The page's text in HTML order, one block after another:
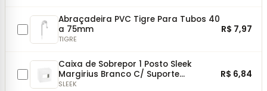
Abraçadeira PVC Tigre Para Tubos 40
a 75mm
TIGRE
R$ 7,97
Caixa de Sobrepor 1 Posto Sleek
Margirius Branco C/ Suporte
75x75mm
SLEEK
R$ 6,84